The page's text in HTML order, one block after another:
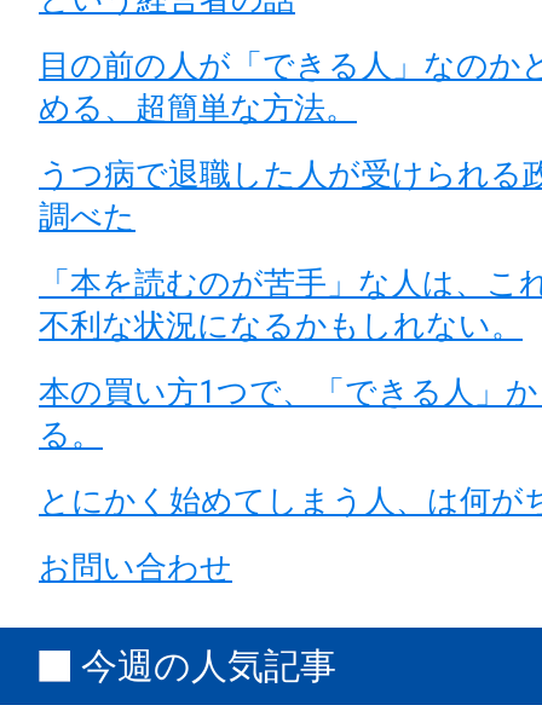
目の前の人が「できる人」なのか
める、超簡単な方法。
うつ病で退職した人が受けられる
調べた
「本を読むのが苦手」な人は、こ
不利な状況になるかもしれない。
本の買い方1つで、「できる人」
る。
とにかく始めてしまう人、は何が
お問い合わせ
今週の人気記事